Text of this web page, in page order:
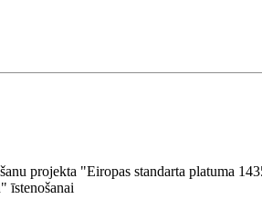
projekta "Eiropas standarta platuma
īstenošanai